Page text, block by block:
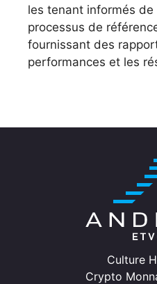
les tenant informés
processus de
fournissant des
performances et les
Culture
Crypto